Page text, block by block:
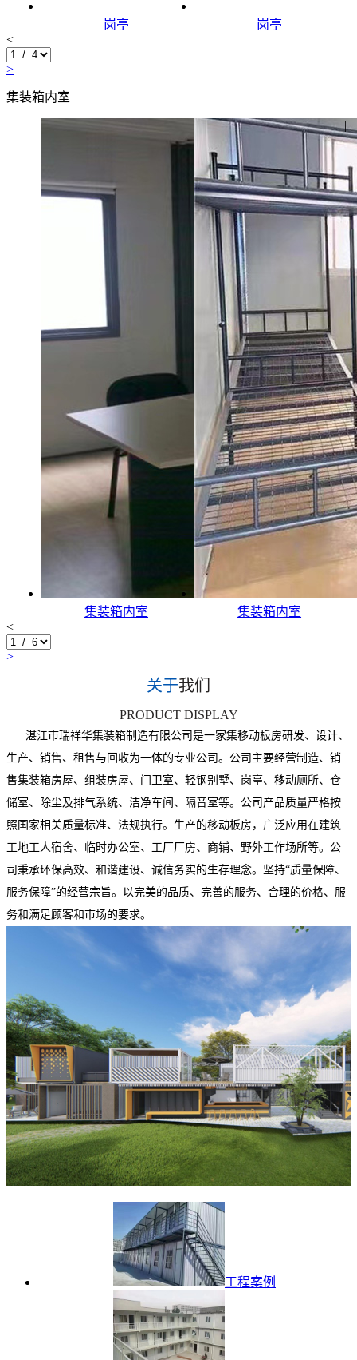
岗亭
岗亭
<
>
集装箱内室
集装箱内室 集装箱内室
|
<
>
关于我们
PRODUCT DISPLAY
湛江市瑞祥华集装箱制造有限公司是一家集移动板房研发、设计、
生产、销售、租售与回收为一体的专业公司。公司主要经营制造、销
售集装箱房屋、组装房屋、门卫室、轻钢别墅、岗亭、移动厕所、仓
储室、除尘及排气系统、洁净车间、隔音室等。公司产品质量严格按
照国家相关质量标准、法规执行。生产的移动板房，广泛应用在建筑
工地工人宿舍、临时办公室、工厂厂房、商铺、野外工作场所等。公
司秉承环保高效、和谐建设、诚信务实的生存理念。坚持“质量保障、
服务保障”的经营宗旨。以完美的品质、完善的服务、合理的价格、服
务和满足顾客和市场的要求。
工程案例